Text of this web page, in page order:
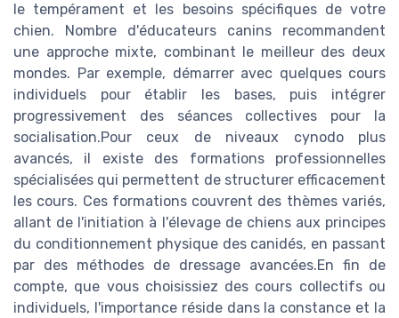
le tempérament et les besoins spécifiques de votre
chien. Nombre d'éducateurs canins recommandent
une approche mixte, combinant le meilleur des deux
mondes. Par exemple, démarrer avec quelques cours
individuels pour établir les bases, puis intégrer
progressivement des séances collectives pour la
socialisation.Pour ceux de niveaux cynodo plus
avancés, il existe des formations professionnelles
spécialisées qui permettent de structurer efficacement
les cours. Ces formations couvrent des thèmes variés,
allant de l'initiation à l'élevage de chiens aux principes
du conditionnement physique des canidés, en passant
par des méthodes de dressage avancées.En fin de
compte, que vous choisissiez des cours collectifs ou
individuels, l'importance réside dans la constance et la